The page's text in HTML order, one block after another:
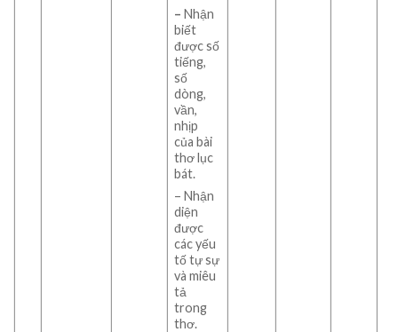
–Nhận
biết
được số
tiếng,
số
dòng,
vần,
nhịp
của bài
thơ lục
bát.
– Nhận
diện
được
các yếu
tố tự sự
và miêu
tả
trong
thơ.